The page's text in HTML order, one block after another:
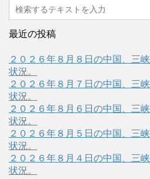
最近の投稿
２０２６年８月８日の中国、三
状況。
２０２６年８月７日の中国、三
状況。
２０２６年８月６日の中国、三
状況。
２０２６年８月５日の中国、三
状況。
２０２６年８月４日の中国、三
状況。